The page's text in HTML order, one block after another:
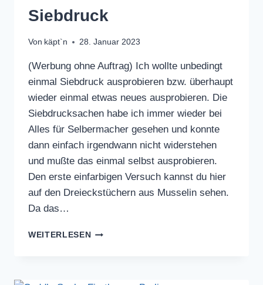
Siebdruck
Von käpt`n 28. Januar 2023
(Werbung ohne Auftrag) Ich wollte unbedingt
einmal Siebdruck ausprobieren bzw. überhaupt
wieder einmal etwas neues ausprobieren. Die
Siebdrucksachen habe ich immer wieder bei
Alles für Selbermacher gesehen und konnte
dann einfach irgendwann nicht widerstehen
und mußte das einmal selbst ausprobieren.
Den erste einfarbigen Versuch kannst du hier
auf den Dreieckstüchern aus Musselin sehen.
Da das…
WEITERLESENSIEBDRUCK